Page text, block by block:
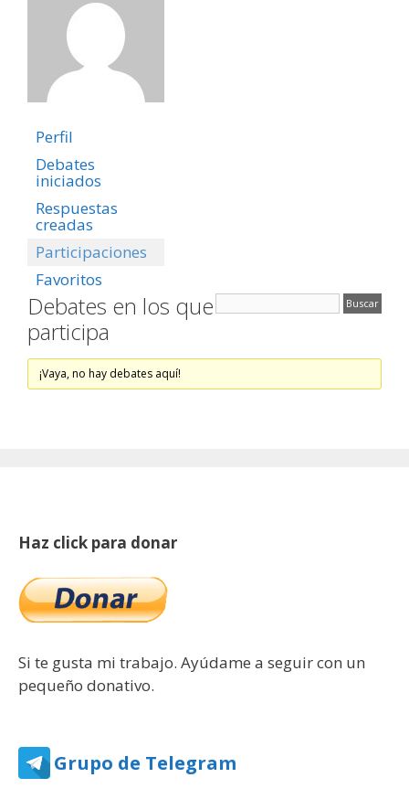
Perfil
Debates
iniciados
Respuestas
creadas
Participaciones
Favoritos
Debates en los que
participa
¡Vaya, no hay debates aquí!
Haz click para donar
Si te gusta mi trabajo. Ayúdame a seguir con un
pequeño donativo.
Grupo de Telegram